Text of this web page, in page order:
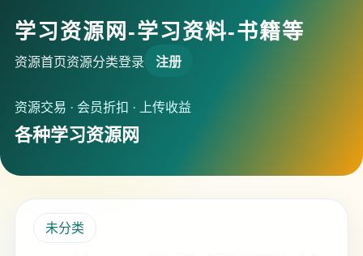
学习资源网-学习资料-书籍等
资源首页资源分类登录 注册
资源交易 · 会员折扣 · 上传收益
各种学习资源网
未分类